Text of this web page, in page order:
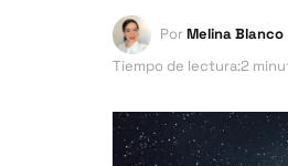
PorMelina Blanco
Tiempo de lectura:2